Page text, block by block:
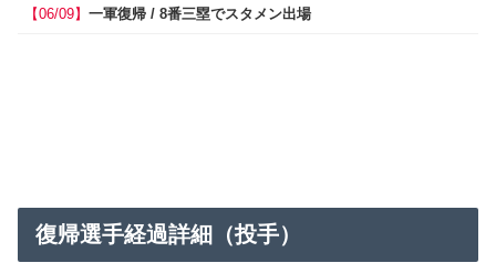
【06/09】一軍復帰 / 8番三塁でスタメン出場
復帰選手経過詳細（投手）